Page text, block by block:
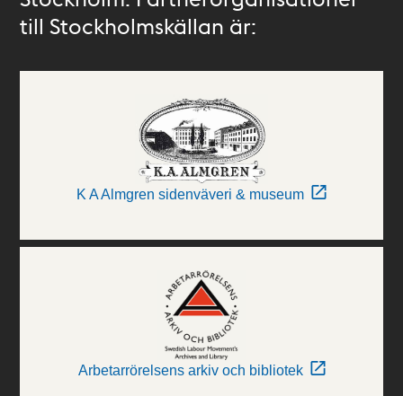
till Stockholmskällan är:
K A Almgren sidenväveri & museum
Arbetarrörelsens arkiv och bibliotek